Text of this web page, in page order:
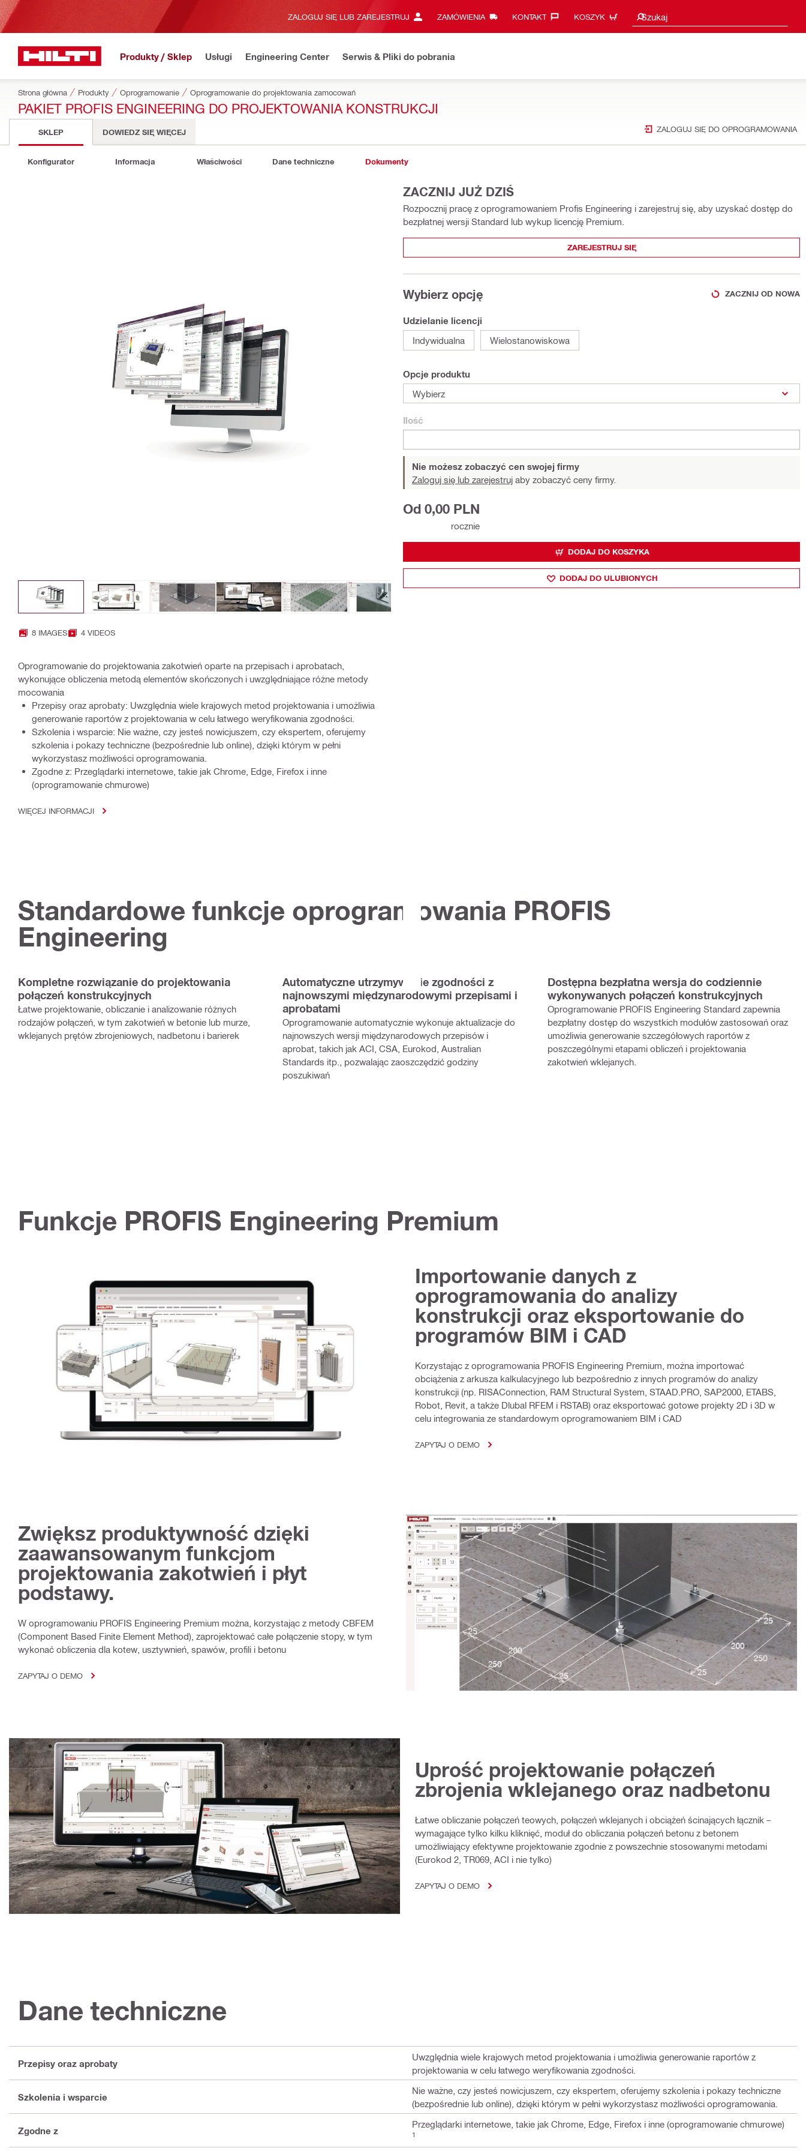
ZALOGUJ SIĘ LUB ZAREJESTRUJ ZAMÓWIENIA KONTAKT‎ KOSZYK Szukaj
Sugestie wyszukiwania
Produkty / Sklep Usługi Engineering Center Serwis & Pliki do pobrania
Strona główna Produkty Oprogramowanie Oprogramowanie do projektowania zamocowań
PAKIET PROFIS ENGINEERING DO PROJEKTOWANIA KONSTRUKCJI
SKLEP DOWIEDZ SIĘ WIĘCEJ ZALOGUJ SIĘ DO OPROGRAMOWANIA
Konfigurator Informacja Właściwości Dane techniczne Dokumenty
8 IMAGES 4 VIDEOS
Oprogramowanie do projektowania zakotwień oparte na przepisach i aprobatach,
wykonujące obliczenia metodą elementów skończonych i uwzględniające różne metody
mocowania
Przepisy oraz aprobaty: Uwzględnia wiele krajowych metod projektowania i umożliwia
generowanie raportów z projektowania w celu łatwego weryfikowania zgodności.
Szkolenia i wsparcie: Nie ważne, czy jesteś nowicjuszem, czy ekspertem, oferujemy
szkolenia i pokazy techniczne (bezpośrednie lub online), dzięki którym w pełni
wykorzystasz możliwości oprogramowania.
Zgodne z: Przeglądarki internetowe, takie jak Chrome, Edge, Firefox i inne
(oprogramowanie chmurowe)
WIĘCEJ INFORMACJI
ZACZNIJ JUŻ DZIŚ
Rozpocznij pracę z oprogramowaniem Profis Engineering i zarejestruj się, aby uzyskać dostęp do
bezpłatnej wersji Standard lub wykup licencję Premium.
ZAREJESTRUJ SIĘ
Wybierz opcję ZACZNIJ OD NOWA
Udzielanie licencji
Indywidualna
Wielostanowiskowa
Opcje produktu
Wybierz
Ilość
Nie możesz zobaczyć cen swojej firmy
Zaloguj się lub zarejestruj aby zobaczyć ceny firmy.
Od 0,00 PLN
rocznie
DODAJ DO KOSZYKA
DODAJ DO ULUBIONYCH
Standardowe funkcje oprogramowania PROFIS
Engineering
Kompletne rozwiązanie do projektowania
połączeń konstrukcyjnych
Łatwe projektowanie, obliczanie i analizowanie różnych
rodzajów połączeń, w tym zakotwień w betonie lub murze,
wklejanych prętów zbrojeniowych, nadbetonu i barierek
Automatyczne utrzymywanie zgodności z
najnowszymi międzynarodowymi przepisami i
aprobatami
Oprogramowanie automatycznie wykonuje aktualizacje do
najnowszych wersji międzynarodowych przepisów i
aprobat, takich jak ACI, CSA, Eurokod, Australian
Standards itp., pozwalając zaoszczędzić godziny
poszukiwań
Dostępna bezpłatna wersja do codziennie
wykonywanych połączeń konstrukcyjnych
Oprogramowanie PROFIS Engineering Standard zapewnia
bezpłatny dostęp do wszystkich modułów zastosowań oraz
umożliwia generowanie szczegółowych raportów z
poszczególnymi etapami obliczeń i projektowania
zakotwień wklejanych.
Funkcje PROFIS Engineering Premium
Importowanie danych z
oprogramowania do analizy
konstrukcji oraz eksportowanie do
programów BIM i CAD
Korzystając z oprogramowania PROFIS Engineering Premium, można importować
obciążenia z arkusza kalkulacyjnego lub bezpośrednio z innych programów do analizy
konstrukcji (np. RISAConnection, RAM Structural System, STAAD.PRO, SAP2000, ETABS,
Robot, Revit, a także Dlubal RFEM i RSTAB) oraz eksportować gotowe projekty 2D i 3D w
celu integrowania ze standardowym oprogramowaniem BIM i CAD
ZAPYTAJ O DEMO
Zwiększ produktywność dzięki
zaawansowanym funkcjom
projektowania zakotwień i płyt
podstawy.
W oprogramowaniu PROFIS Engineering Premium można, korzystając z metody CBFEM
(Component Based Finite Element Method), zaprojektować całe połączenie stopy, w tym
wykonać obliczenia dla kotew, usztywnień, spawów, profili i betonu
ZAPYTAJ O DEMO
Uprość projektowanie połączeń
zbrojenia wklejanego oraz nadbetonu
Łatwe obliczanie połączeń teowych, połączeń wklejanych i obciążeń ścinających łącznik –
wymagające tylko kilku kliknięć, moduł do obliczania połączeń betonu z betonem
umożliwiający efektywne projektowanie zgodnie z powszechnie stosowanymi metodami
(Eurokod 2, TR069, ACI i nie tylko)
ZAPYTAJ O DEMO
Dane techniczne
Przepisy oraz aprobaty
Uwzględnia wiele krajowych metod projektowania i umożliwia generowanie raportów z
projektowania w celu łatwego weryfikowania zgodności.
Szkolenia i wsparcie
Nie ważne, czy jesteś nowicjuszem, czy ekspertem, oferujemy szkolenia i pokazy techniczne
(bezpośrednie lub online), dzięki którym w pełni wykorzystasz możliwości oprogramowania.
Zgodne z
Przeglądarki internetowe, takie jak Chrome, Edge, Firefox i inne (oprogramowanie chmurowe)
1